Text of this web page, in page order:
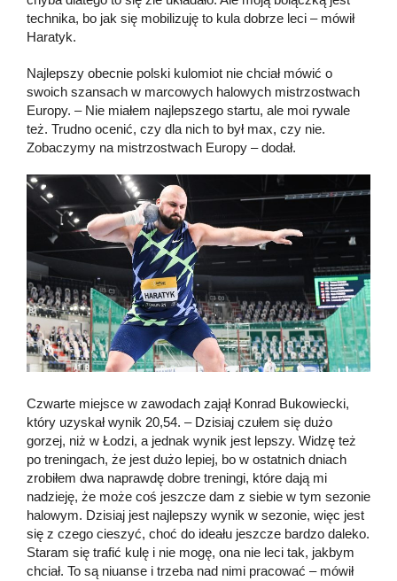
technika, bo jak się mobilizuję to kula dobrze leci – mówił
Haratyk.
Najlepszy obecnie polski kulomiot nie chciał mówić o
swoich szansach w marcowych halowych mistrzostwach
Europy. – Nie miałem najlepszego startu, ale moi rywale
też. Trudno ocenić, czy dla nich to był max, czy nie.
Zobaczymy na mistrzostwach Europy – dodał.
Czwarte miejsce w zawodach zajął Konrad Bukowiecki,
który uzyskał wynik 20,54. – Dzisiaj czułem się dużo
gorzej, niż w Łodzi, a jednak wynik jest lepszy. Widzę też
po treningach, że jest dużo lepiej, bo w ostatnich dniach
zrobiłem dwa naprawdę dobre treningi, które dają mi
nadzieję, że może coś jeszcze dam z siebie w tym sezonie
halowym. Dzisiaj jest najlepszy wynik w sezonie, więc jest
się z czego cieszyć, choć do ideału jeszcze bardzo daleko.
Staram się trafić kulę i nie mogę, ona nie leci tak, jakbym
chciał. To są niuanse i trzeba nad nimi pracować – mówił